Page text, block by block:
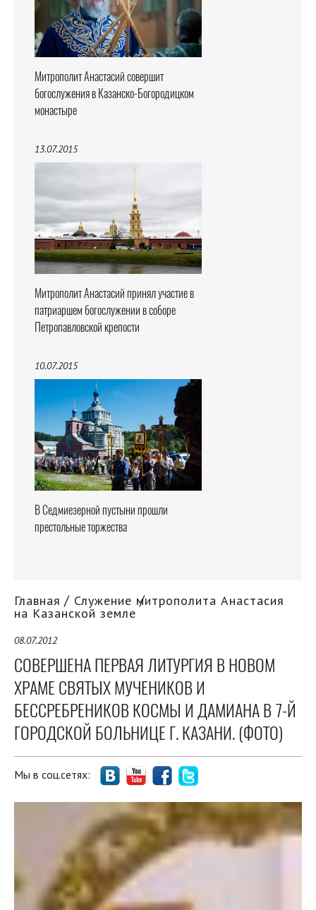
Митрополит Анастасий совершит
богослужения в Казанско-Богородицком
монастыре
13.07.2015
Митрополит Анастасий принял участие в
патриаршем богослужении в соборе
Петропавловской крепости
10.07.2015
В Седмиезерной пустыни прошли
престольные торжества
Главная Служение митрополита Анастасия
на Казанской земле
08.07.2012
СОВЕРШЕНА ПЕРВАЯ ЛИТУРГИЯ В НОВОМ
ХРАМЕ СВЯТЫХ МУЧЕНИКОВ И
БЕССРЕБРЕНИКОВ КОСМЫ И ДАМИАНА В 7-Й
ГОРОДСКОЙ БОЛЬНИЦЕ Г. КАЗАНИ. (ФОТО)
Мы в соц.сетях: